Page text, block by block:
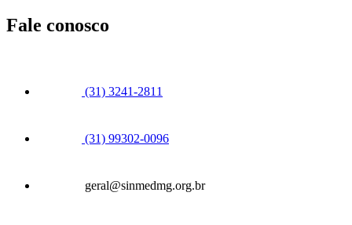
Fale conosco
(31) 3241-2811
(31) 99302-0096
geral@sinmedmg.org.br